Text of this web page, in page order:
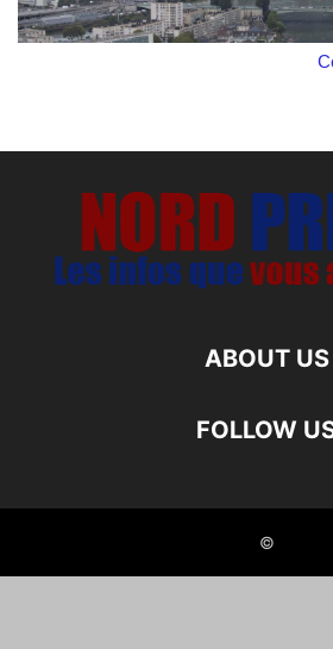
ABOUT US
FOLLOW
©